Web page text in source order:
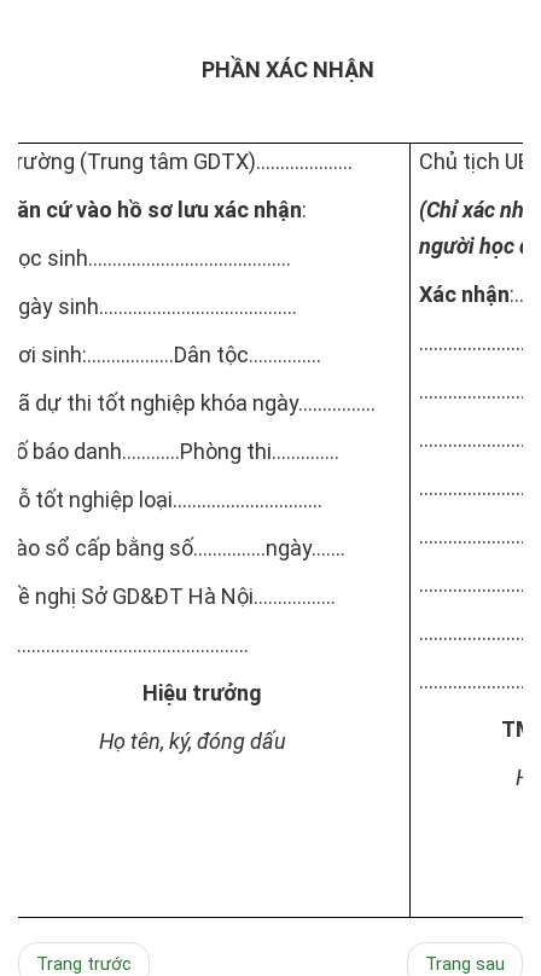
PHẦN XÁC NHẬN
Trường (Trung tâm GDTX)…………........
Căn cứ vào hồ sơ lưu xác nhận:
Học sinh………………………………......
Ngày sinh……………………………........
Nơi sinh:………………Dân tộc…….........
Đã dự thi tốt nghiệp khóa ngày……….......
Số báo danh……...…Phòng thi…………..
Đỗ tốt nghiệp loại.....……………………..
Vào sổ cấp bằng số…...………ngày…….
Đề nghị Sở GD&ĐT Hà Nội………….....
…………………………………………...
Hiệu trưởng
Họ tên, ký, đóng dấu
Chủ tịch
(Chỉ xác
người học
Xác nhận
Họ tên,
Trang trước Trang sau